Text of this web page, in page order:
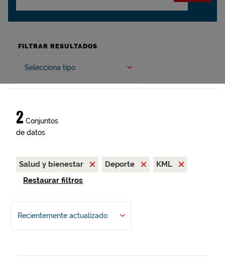
FILTRAR RESULTADOS
Selecciona tipo
2 Conjuntos
de datos
Salud y bienestar Deporte
KML
Restaurar filtros
Recientemente actualizado